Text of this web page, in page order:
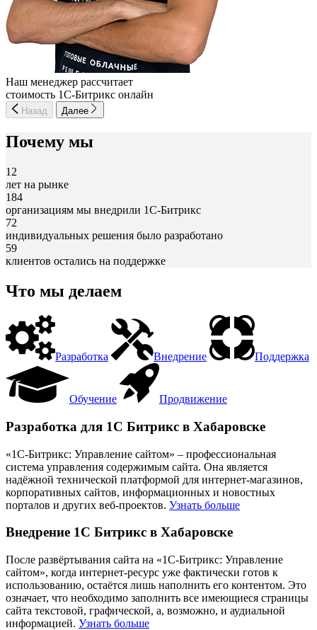
Наш менеджер рассчитает
стоимость 1С-Битрикс онлайн
Назад Далее
Почему мы
12
лет на рынке
184
организациям мы внедрили 1С-Битрикс
72
индивидуальных решения было разработано
59
клиентов остались на поддержке
Что мы делаем
Разработка Внедрение Поддержка
Обучение Продвижение
Разработка для 1С Битрикс в Хабаровске
«1С-Битрикс: Управление сайтом» – профессиональная
система управления содержимым сайта. Она является
надёжной технической платформой для интернет-магазинов,
корпоративных сайтов, информационных и новостных
порталов и других веб-проектов. Узнать больше
Внедрение 1С Битрикс в Хабаровске
После развёртывания сайта на «1С-Битрикс: Управление
сайтом», когда интернет-ресурс уже фактически готов к
использованию, остаётся лишь наполнить его контентом. Это
означает, что необходимо заполнить все имеющиеся страницы
сайта текстовой, графической, а, возможно, и аудиальной
информацией. Узнать больше